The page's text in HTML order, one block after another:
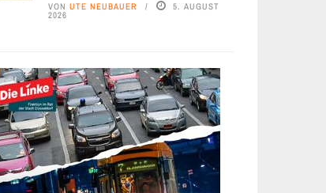
VON UTE NEUBAUER 5. AUGUST
2026